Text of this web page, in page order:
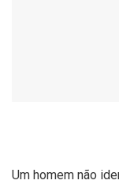
Um homem não